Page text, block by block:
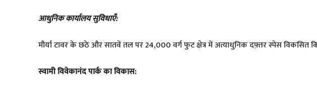
आधुनिक कार्यालय सुविधाएँ:
मौर्या टावर के छठे और सातवें तल पर 24,000 वर्ग फुट क्षेत्र में अत्याधुनिक दफ़्तर स्पेस विकसित
स्वामी विवेकानंद पार्क का विकास: